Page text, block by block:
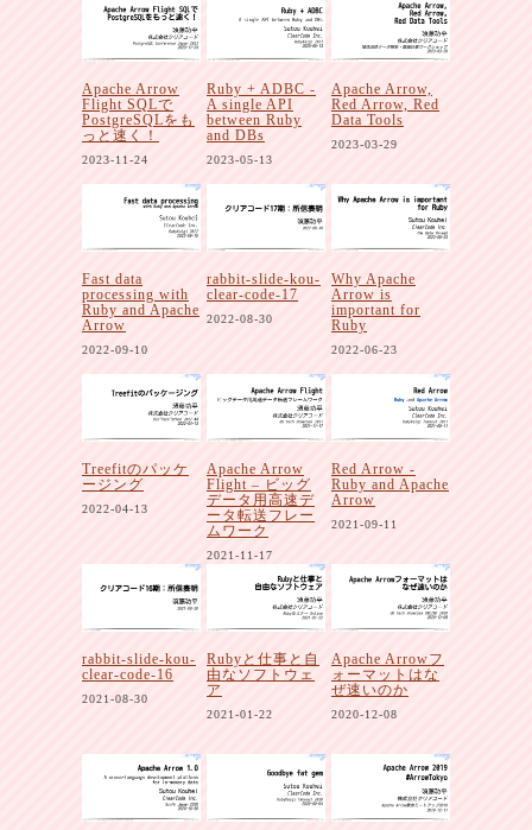
Apache Arrow
Flight SQLで
PostgreSQLをも
っと速く！
2023-11-24
Ruby + ADBC -
A single API
between Ruby
and DBs
2023-05-13
Apache Arrow,
Red Arrow, Red
Data Tools
2023-03-29
Fast data
processing with
Ruby and Apache
Arrow
2022-09-10
rabbit-slide-kou-
clear-code-17
2022-08-30
Why Apache
Arrow is
important for
Ruby
2022-06-23
Treefitのパッケ
ージング
2022-04-13
Apache Arrow
Flight – ビッグ
データ用高速デ
ータ転送フレー
ムワーク
2021-11-17
Red Arrow -
Ruby and Apache
Arrow
2021-09-11
rabbit-slide-kou-
clear-code-16
2021-08-30
Rubyと仕事と自
由なソフトウェ
ア
2021-01-22
Apache Arrowフ
ォーマットはな
ぜ速いのか
2020-12-08